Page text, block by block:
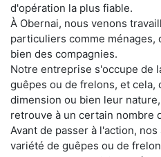
d'opération la plus fiable.
À Obernai, nous venons
particuliers comme ménages,
bien des compagnies.
Notre entreprise s'occupe de
guêpes ou de frelons, et cela,
dimension ou bien leur
retrouve à un certain nombre
Avant de passer à l'action,
variété de guêpes ou de